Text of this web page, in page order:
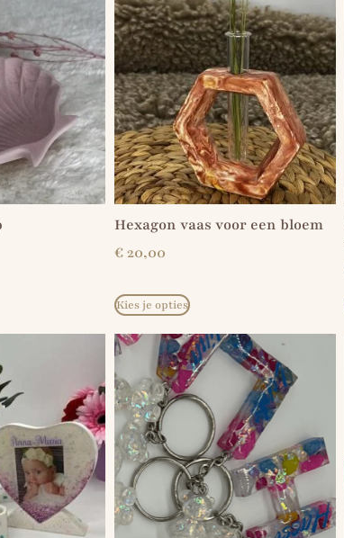
Hexagon vaas voor een bloem
€20,00
Kies je opties